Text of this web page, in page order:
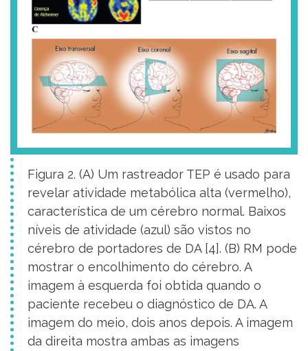
Figura 2. (A) Um rastreador TEP é usado para
revelar atividade metabólica alta (vermelho),
característica de um cérebro normal. Baixos
níveis de atividade (azul) são vistos no
cérebro de portadores de DA [4]. (B) RM pode
mostrar o encolhimento do cérebro. A
imagem à esquerda foi obtida quando o
paciente recebeu o diagnóstico de DA. A
imagem do meio, dois anos depois. A imagem
da direita mostra ambas as imagens